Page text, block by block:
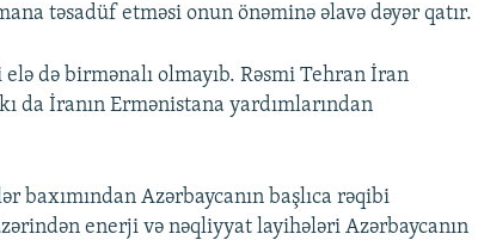
təsadüf etməsi onun önəminə əlavə dəyər qatır.
də birmənalı olmayıb. Rəsmi Tehran İran
da İranın Ermənistana yardımlarından
baxımından Azərbaycanın başlıca rəqibi
enerji və nəqliyyat layihələri Azərbaycanın